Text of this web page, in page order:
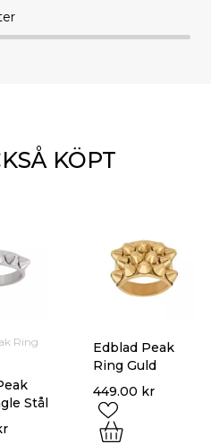
KÖPT
Edblad Peak
Ring Guld
449.00 kr
Ring
Stål